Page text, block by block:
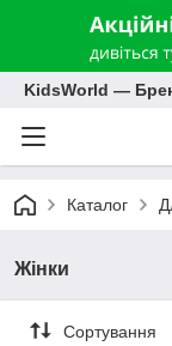
KidsWorld —
Каталог
Жінки
Сортування